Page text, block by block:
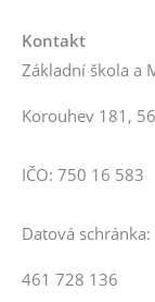
Kontakt
Základní škola a
Korouhev 181,
IČO: 750 16 583
Datová
461 728 136